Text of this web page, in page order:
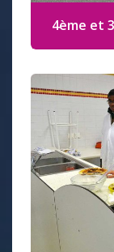
BTSa
NOUS